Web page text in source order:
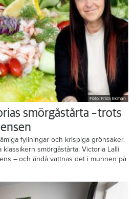
Foto: Frida Ekman
smörgåstårta – trots
fyllningar och krispiga grönsaker.
smörgåstårta. Victoria Lalli
– och ändå vattnas det i munnen på